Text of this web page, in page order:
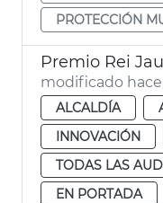
PROTECCIÓN
Premio Rei
modificado
ALCALDÍA
INNOVACIÓN
TODAS LAS
EN PORTADA